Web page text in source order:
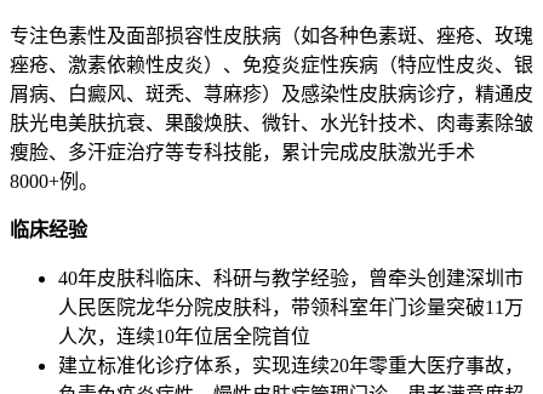
专注色素性及面部损容性皮肤病（如各种色素斑、痤疮、玫瑰
痤疮、激素依赖性皮炎）、免疫炎症性疾病（特应性皮炎、银
屑病、白癜风、斑秃、荨麻疹）及感染性皮肤病诊疗，精通皮
肤光电美肤抗衰、果酸焕肤、微针、水光针技术、肉毒素除皱
瘦脸、多汗症治疗等专科技能，累计完成皮肤激光手术
8000+例。
临床经验
40年皮肤科临床、科研与教学经验，曾牵头创建深圳市
人民医院龙华分院皮肤科，带领科室年门诊量突破11万
人次，连续10年位居全院首位
建立标准化诊疗体系，实现连续20年零重大医疗事故，